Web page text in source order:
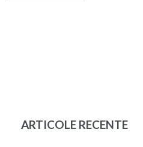
ARTICOLE RECENTE